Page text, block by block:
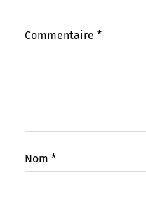
Commentaire *
Nom *